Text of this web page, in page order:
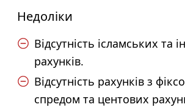
Недоліки
Відсутність ісламських та
рахунків.
Відсутність рахунків з
спредом та центових